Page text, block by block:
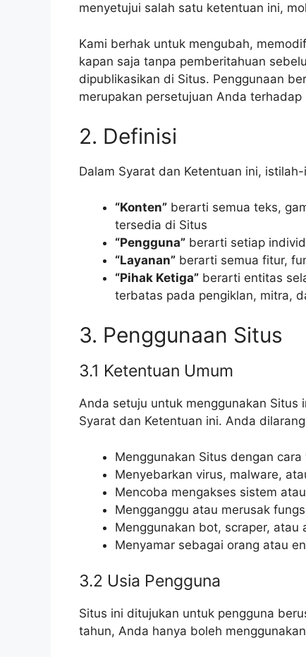
menyetujui salah satu ketentuan ini,
Kami berhak untuk mengubah,
kapan saja tanpa pemberitahuan
dipublikasikan di Situs. Penggunaan
merupakan persetujuan Anda
2. Definisi
Dalam Syarat dan Ketentuan ini,
“Konten” berarti semua teks,
tersedia di Situs
“Pengguna” berarti setiap
“Layanan” berarti semua fitur,
“Pihak Ketiga” berarti entitas
terbatas pada pengiklan, mitra,
3. Penggunaan Situs
3.1 Ketentuan Umum
Anda setuju untuk menggunakan Situs
Syarat dan Ketentuan ini. Anda
Menggunakan Situs dengan
Menyebarkan virus, malware,
Mencoba mengakses sistem
Mengganggu atau merusak
Menggunakan bot, scraper,
Menyamar sebagai orang atau
3.2 Usia Pengguna
Situs ini ditujukan untuk pengguna
tahun, Anda hanya boleh